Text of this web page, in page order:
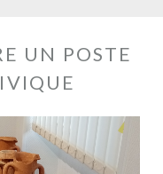
UN POSTE